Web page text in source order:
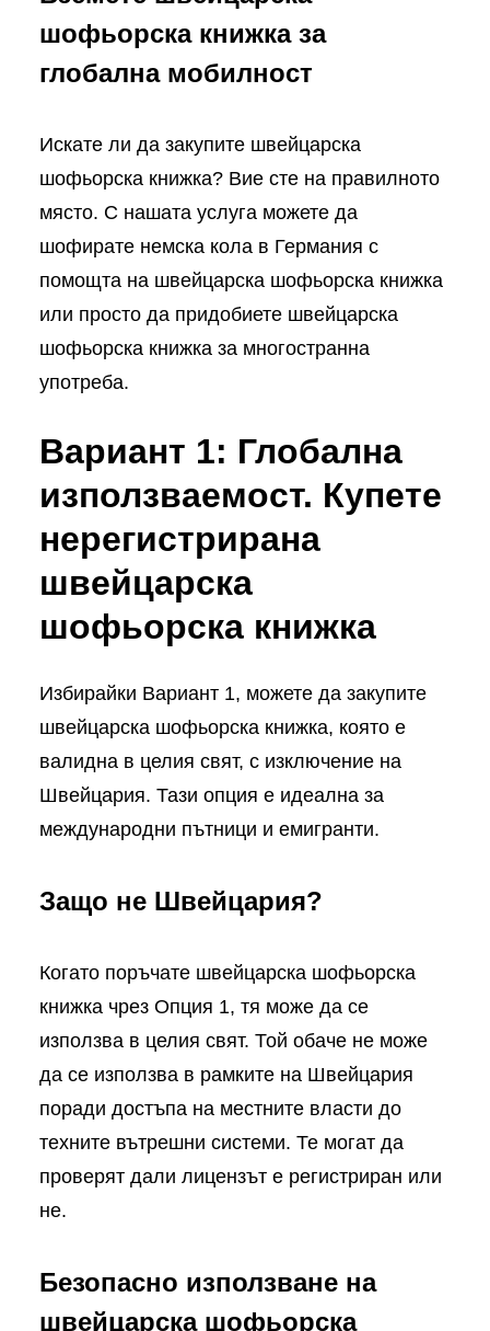
шофьорска книжка за
глобална мобилност
Искате ли да закупите швейцарска
шофьорска книжка? Вие сте на правилното
място. С нашата услуга можете да
шофирате немска кола в Германия с
помощта на швейцарска шофьорска книжка
или просто да придобиете швейцарска
шофьорска книжка за многостранна
употреба.
Вариант 1: Глобална
използваемост. Купете
нерегистрирана
швейцарска
шофьорска книжка
Избирайки Вариант 1, можете да закупите
швейцарска шофьорска книжка, която е
валидна в целия свят, с изключение на
Швейцария. Тази опция е идеална за
международни пътници и емигранти.
Защо не Швейцария?
Когато поръчате швейцарска шофьорска
книжка чрез Опция 1, тя може да се
използва в целия свят. Той обаче не може
да се използва в рамките на Швейцария
поради достъпа на местните власти до
техните вътрешни системи. Те могат да
проверят дали лицензът е регистриран или
не.
Безопасно използване на
швейцарска шофьорска